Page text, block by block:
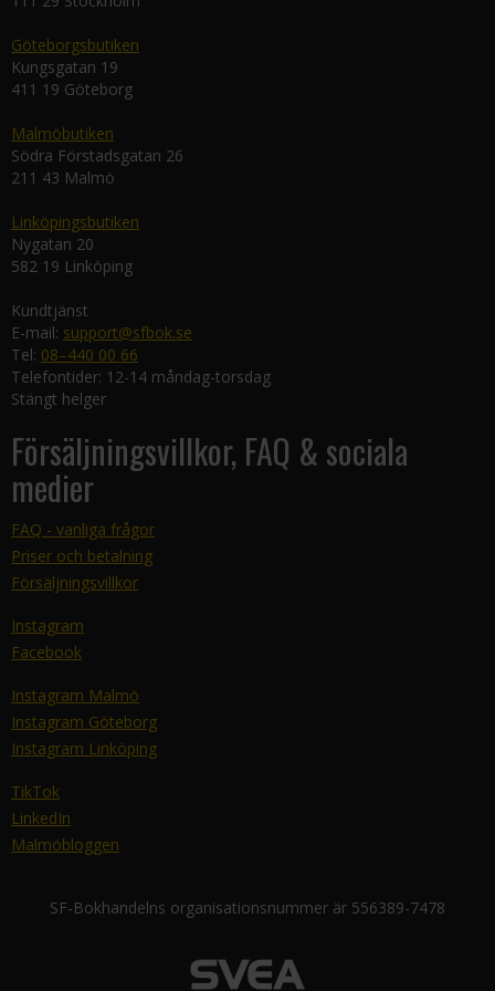
Göteborgsbutiken
Kungsgatan 19
411 19 Göteborg
Malmöbutiken
Södra Förstadsgatan 26
211 43 Malmö
Linköpingsbutiken
Nygatan 20
582 19 Linköping
Kundtjänst
E-mail: support@sfbok.se
Tel: 08–440 00 66
Telefontider: 12-14 måndag-torsdag
Stängt helger
Försäljningsvillkor, FAQ & sociala
medier
FAQ - vanliga frågor
Priser och betalning
Försäljningsvillkor
Instagram
Facebook
Instagram Malmö
Instagram Göteborg
Instagram Linköping
TikTok
LinkedIn
Malmöbloggen
SF-Bokhandelns organisationsnummer är 556389-7478